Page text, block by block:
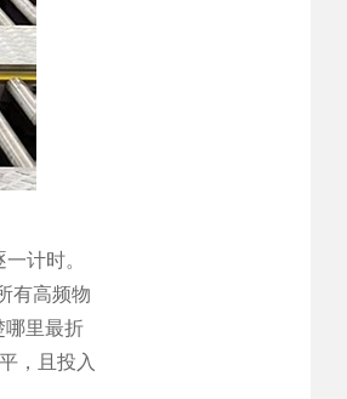
计时。
有高频物
哪里最折
，且投入